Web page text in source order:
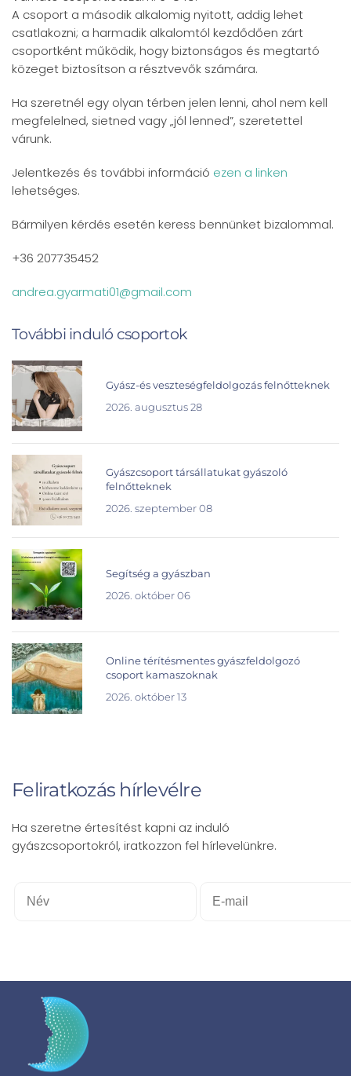
A csoport a második alkalomig nyitott, addig lehet
csatlakozni; a harmadik alkalomtól kezdődően zárt
csoportként működik, hogy biztonságos és megtartó
közeget biztosítson a résztvevők számára.
Ha szeretnél egy olyan térben jelen lenni, ahol nem kell
megfelelned, sietned vagy „jól lenned”, szeretettel
várunk.
Jelentkezés és további információ ezen a linken
lehetséges.
Bármilyen kérdés esetén keress bennünket bizalommal.
+36 207735452
andrea.gyarmati01@gmail.com
További induló csoportok
Gyász-és veszteségfeldolgozás felnőtteknek
2026. augusztus 28
Gyászcsoport társállatukat gyászoló
felnőtteknek
2026. szeptember 08
Segítség a gyászban
2026. október 06
Online térítésmentes gyászfeldolgozó
csoport kamaszoknak
2026. október 13
Feliratkozás hírlevélre
Ha szeretne értesítést kapni az induló
gyászcsoportokról, iratkozzon fel hírlevelünkre.